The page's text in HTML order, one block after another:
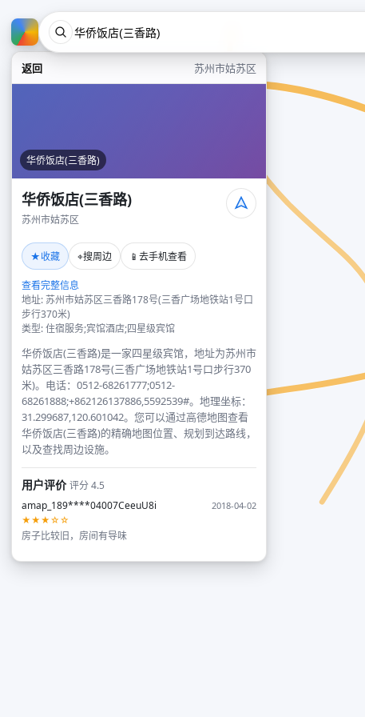
返回 苏州市姑苏区
华侨饭店(三香路)
华侨饭店(三香路)
苏州市姑苏区
★收藏 ⌖搜周边 📱 去手机查看
查看完整信息
地址: 苏州市姑苏区三香路178号(三香广场地铁站1号口
步行370米)
类型: 住宿服务;宾馆酒店;四星级宾馆
华侨饭店(三香路)是一家四星级宾馆，地址为苏州市
姑苏区三香路178号(三香广场地铁站1号口步行370
米)。电话：0512-68261777;0512-
68261888;+862126137886,5592539#。地理坐标：
31.299687,120.601042。您可以通过高德地图查看
华侨饭店(三香路)的精确地图位置、规划到达路线，
以及查找周边设施。
用户评价评分 4.5
amap_189****04007CeeuU8i
2018-04-02
★★★☆☆
房子比较旧，房间有导味